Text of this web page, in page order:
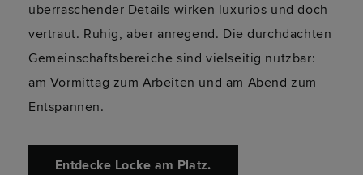
überraschender Details wirken luxuriös und doch
vertraut. Ruhig, aber anregend. Die durchdachten
Gemeinschaftsbereiche sind vielseitig nutzbar:
am Vormittag zum Arbeiten und am Abend zum
Entspannen.
Entdecke Locke am Platz.